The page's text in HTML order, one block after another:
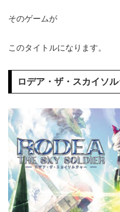
そのゲームが
このタイトルになります。
ロデア・ザ・スカイソ